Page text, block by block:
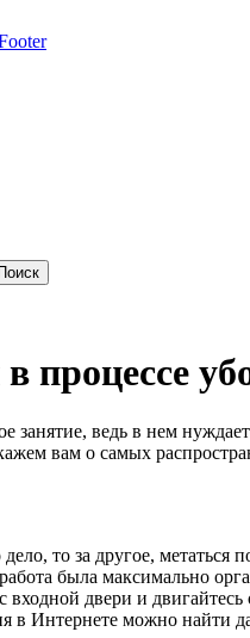
процессе
занятие, ведь в нем
вам о самых
дело, то за другое,
была максимально
двери и
в Интернете можно найти